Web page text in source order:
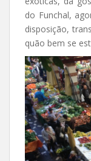
do Funchal,
disposição,
quão bem se